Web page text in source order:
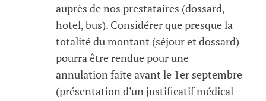
auprès de nos prestataires (dossard,
hotel, bus). Considérer que presque la
totalité du montant (séjour et dossard)
pourra être rendue pour une
annulation faite avant le 1er septembre
(présentation d’un justificatif médical